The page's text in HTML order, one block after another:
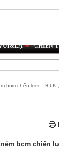
CHIẾN
bom chiến lược ,H-6K
bom chiến